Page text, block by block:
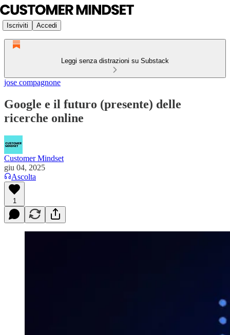
Iscriviti Accedi
Leggi senza distrazioni su Substack
jose compagnone
Google e il futuro (presente) delle
ricerche online
Customer Mindset
giu 04, 2025
Ascolta
1